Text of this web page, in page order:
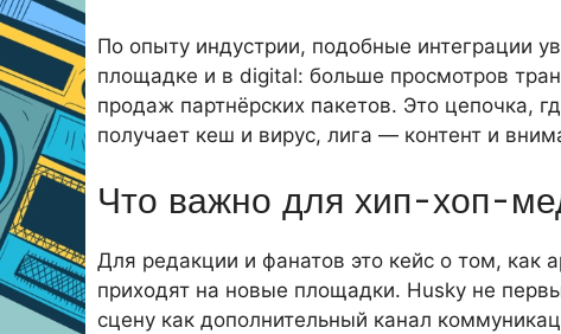
По опыту индустрии, подобные интеграции
площадке и в digital: больше просмотров
продаж партнёрских пакетов. Это цепочка,
получает кеш и вирус, лига — контент и
Что важно для хип-хоп-
Для редакции и фанатов это кейс о том,
приходят на новые площадки. Husky не
сцену как дополнительный канал